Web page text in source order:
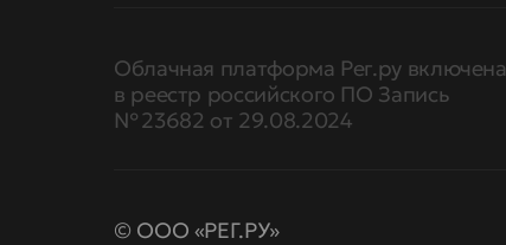
Облачная платформа Рег.ру включена
в реестр российского ПО Запись
№ 23682 от 29.08.2024
© ООО «РЕГ.РУ»